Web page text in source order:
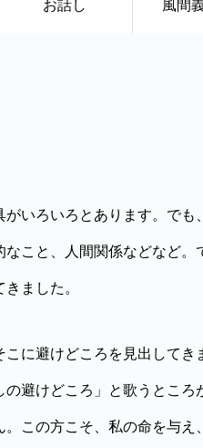
お話し 風間
いろいろとあります。でも
こと、人間関係などなど。
ました。
に避けどころを見出してき
避けどころ」と歌うところ
この方こそ、私の命を与え